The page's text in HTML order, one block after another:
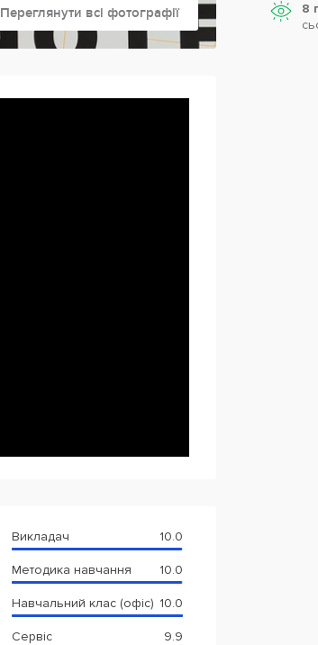
Переглянути всі фотографії
Викладач 10.0
Методика навчання 10.0
Навчальний клас (офіс) 10.0
Сервіс 9.9
8